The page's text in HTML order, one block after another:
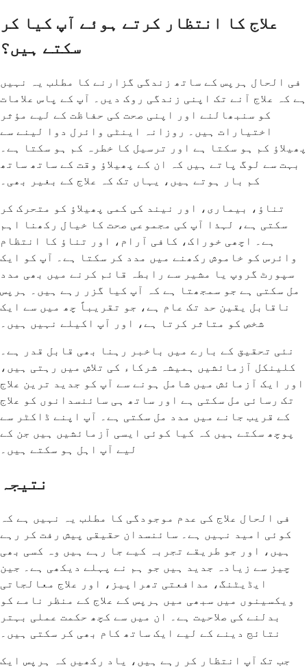
علاج کا انتظار کرتے ہوئے آپ کیا کر
سکتے ہیں؟
فی الحال ہرپس کے ساتھ زندگی گزارنے کا مطلب یہ نہیں
ہے کہ علاج آنے تک اپنی زندگی روک دیں۔ آپ کے پاس علامات
کو سنبھالنے اور اپنی صحت کی حفاظت کے لیے مؤثر
اختیارات ہیں۔ روزانہ اینٹی وائرل دوا لینے سے
پھیلاؤ کم ہو سکتا ہے اور ترسیل کا خطرہ کم ہو سکتا ہے۔
بہت سے لوگ پاتے ہیں کہ ان کے پھیلاؤ وقت کے ساتھ ساتھ
کم بار ہوتے ہیں، یہاں تک کہ علاج کے بغیر بھی۔
تناؤ، بیماری، اور نیند کی کمی پھیلاؤ کو متحرک کر
سکتی ہے، لہذا آپ کی مجموعی صحت کا خیال رکھنا اہم
ہے۔ اچھی خوراک، کافی آرام، اور تناؤ کا انتظام
وائرس کو خاموش رکھنے میں مدد کر سکتا ہے۔ آپ کو ایک
سپورٹ گروپ یا مشیر سے رابطہ قائم کرنے میں بھی مدد
مل سکتی ہے جو سمجھتا ہے کہ آپ کیا گزر رہے ہیں۔ ہرپس
ناقابل یقین حد تک عام ہے، جو تقریباً چھ میں سے ایک
شخص کو متاثر کرتا ہے، اور آپ اکیلے نہیں ہیں۔
نئی تحقیق کے بارے میں باخبر رہنا بھی قابل قدر ہے۔
کلینکل آزمائشیں ہمیشہ شرکاء کی تلاش میں رہتی ہیں،
اور ایک آزمائش میں شامل ہونے سے آپ کو جدید ترین علاج
تک رسائی مل سکتی ہے اور ساتھ ہی سائنسدانوں کو علاج
کے قریب جانے میں مدد مل سکتی ہے۔ آپ اپنے ڈاکٹر سے
پوچھ سکتے ہیں کہ کیا کوئی ایسی آزمائشیں ہیں جن کے
لیے آپ اہل ہو سکتے ہیں۔
نتیجہ
فی الحال علاج کی عدم موجودگی کا مطلب یہ نہیں ہے کہ
کوئی امید نہیں ہے۔ سائنسدان حقیقی پیش رفت کر رہے
ہیں، اور جو طریقے تجربہ کیے جا رہے ہیں وہ کسی بھی
چیز سے زیادہ جدید ہیں جو ہم نے پہلے دیکھی ہے۔ جین
ایڈیٹنگ، مدافعتی تھراپیز، اور علاج معالجاتی
ویکسینوں میں سبھی میں ہرپس کے علاج کے منظر نامے کو
بدلنے کی صلاحیت ہے۔ ان میں سے کچھ حکمت عملی بہتر
نتائج دینے کے لیے ایک ساتھ کام بھی کر سکتی ہیں۔
جب تک آپ انتظار کر رہے ہیں، یاد رکھیں کہ ہرپس ایک